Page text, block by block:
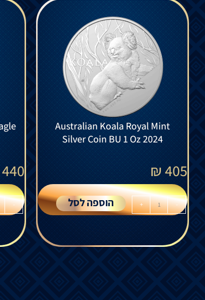
Australian Koala Royal Mint
Silver Coin BU 1 Oz 2024
405
₪
-
+ הוספה לסל
440
-